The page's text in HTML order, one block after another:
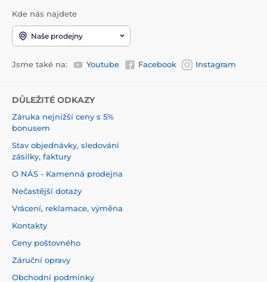
Kde nás najdete
Naše prodejny
Jsme také na: Youtube Facebook Instagram
DŮLEŽITÉ ODKAZY
Záruka nejnižší ceny s 5%
bonusem
Stav objednávky, sledování
zásilky, faktury
O NÁS - Kamenná prodejna
Nečastější dotazy
Vrácení, reklamace, výměna
Kontakty
Ceny poštovného
Záruční opravy
Obchodní podmínky